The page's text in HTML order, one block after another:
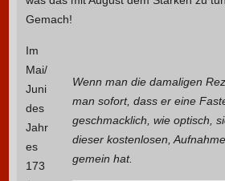
Gemach!
Wenn man die damaligen
man sofort, dass er eine
geschmacklich, wie optisch,
dieser kostenlosen,
gemein hat.
Im
Mai/
Juni
des
Jahr
es
173